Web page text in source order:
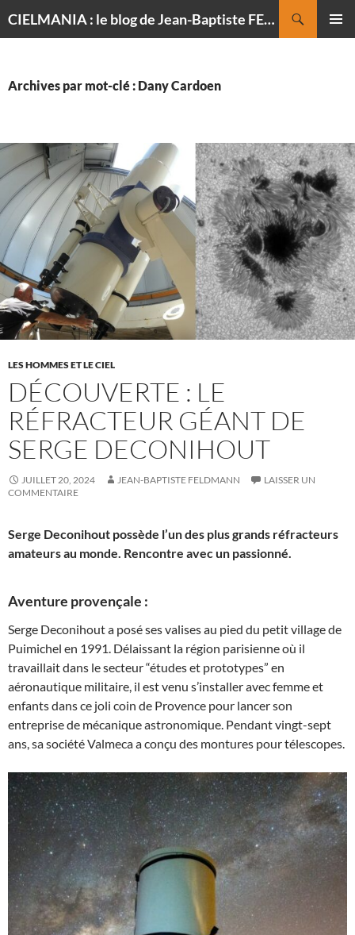
CIELMANIA : le blog de Jean-Baptiste FELDMANN, photographe du ciel
Archives par mot-clé : Dany Cardoen
LES HOMMES ET LE CIEL
DÉCOUVERTE : LE
RÉFRACTEUR GÉANT DE
SERGE DECONIHOUT
JUILLET 20, 2024 JEAN-BAPTISTE FELDMANN
LAISSER UN
COMMENTAIRE
Serge Deconihout possède l’un des plus grands réfracteurs
amateurs au monde. Rencontre avec un passionné.
Aventure provençale :
Serge Deconihout a posé ses valises au pied du petit village de
Puimichel en 1991. Délaissant la région parisienne où il
travaillait dans le secteur “études et prototypes” en
aéronautique militaire, il est venu s’installer avec femme et
enfants dans ce joli coin de Provence pour lancer son
entreprise de mécanique astronomique. Pendant vingt-sept
ans, sa société Valmeca a conçu des montures pour télescopes.